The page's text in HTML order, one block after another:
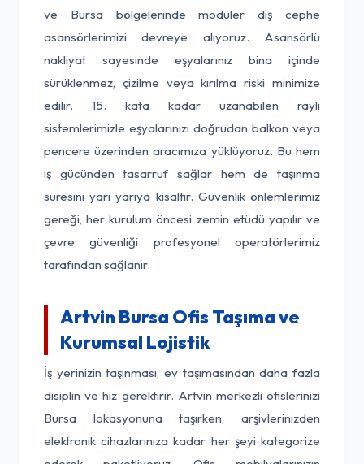
ve Bursa bölgelerinde modüler dış cephe
asansörlerimizi devreye alıyoruz. Asansörlü
nakliyat sayesinde eşyalarınız bina içinde
sürüklenmez, çizilme veya kırılma riski minimize
edilir. 15. kata kadar uzanabilen raylı
sistemlerimizle eşyalarınızı doğrudan balkon veya
pencere üzerinden aracımıza yüklüyoruz. Bu hem
iş gücünden tasarruf sağlar hem de taşınma
süresini yarı yarıya kısaltır. Güvenlik önlemlerimiz
gereği, her kurulum öncesi zemin etüdü yapılır ve
çevre güvenliği profesyonel operatörlerimiz
tarafından sağlanır.
Artvin Bursa Ofis Taşıma ve
Kurumsal Lojistik
İş yerinizin taşınması, ev taşımasından daha fazla
disiplin ve hız gerektirir. Artvin merkezli ofislerinizi
Bursa lokasyonuna taşırken, arşivlerinizden
elektronik cihazlarınıza kadar her şeyi kategorize